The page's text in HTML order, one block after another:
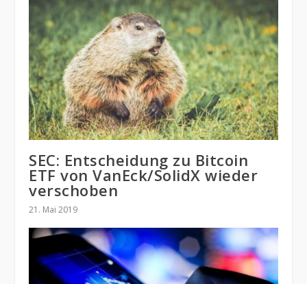
SEC: Entscheidung zu Bitcoin
ETF von VanEck/SolidX wieder
verschoben
21. Mai 2019